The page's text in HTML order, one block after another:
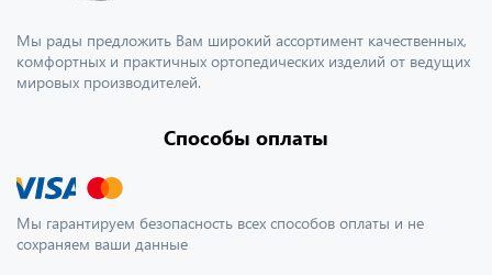
Мы рады предложить Вам широкий ассортимент качественных,
комфортных и практичных ортопедических изделий от ведущих
мировых производителей.
Способы оплаты
Мы гарантируем безопасность всех способов оплаты и не
сохраняем ваши данные